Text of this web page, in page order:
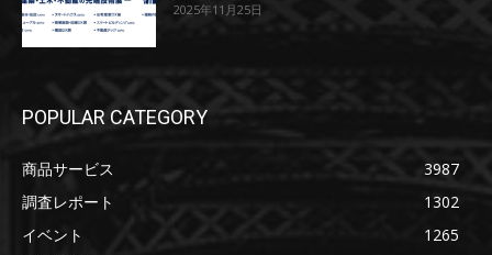
2025年11月25日
POPULAR CATEGORY
商品サービス
3987
調査レポート
1302
イベント
1265